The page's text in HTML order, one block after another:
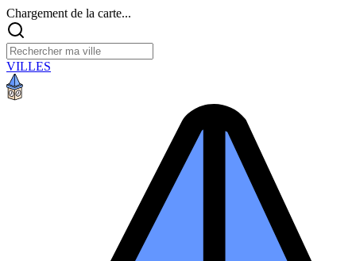
Chargement de la carte...
VILLES